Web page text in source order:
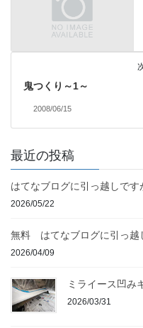
鬼つくり～1～
2008/06/15
最近の投稿
はてなブログに引っ越しです
2026/05/22
無料 はてなブログに引っ越
2026/04/09
ミライース凹み
2026/03/31